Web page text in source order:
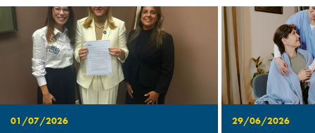
01/07/2026 29/06/2026